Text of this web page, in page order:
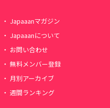
Japaaanマガジン
Japaaanについて
お問い合わせ
無料メンバー登録
月別アーカイブ
週間ランキング